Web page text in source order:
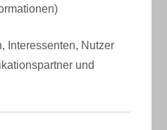
Interessenten, Nutzer
und